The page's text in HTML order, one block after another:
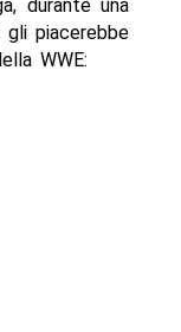
durante una
piacerebbe
WWE: